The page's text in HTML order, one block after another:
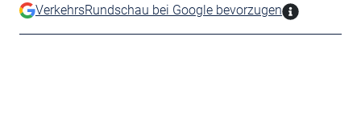
VerkehrsRundschau bei Google bevorzugen